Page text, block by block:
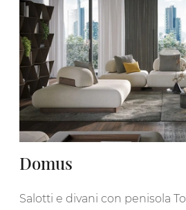
Domus
Salotti e divani con penisola